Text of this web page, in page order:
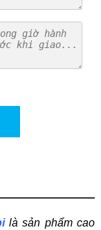
là sản phẩm cao